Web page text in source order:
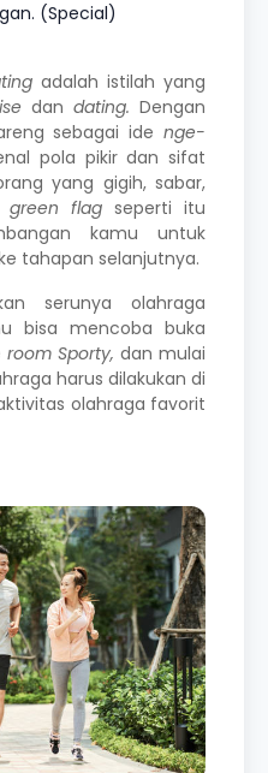
(Special)
adalah istilah yang
dan dating. Dengan
sebagai ide nge-
pola pikir dan sifat
yang gigih, sabar,
green flag seperti itu
kamu untuk
tahapan selanjutnya.
serunya olahraga
bisa mencoba buka
room Sporty, dan mulai
harus dilakukan di
olahraga favorit